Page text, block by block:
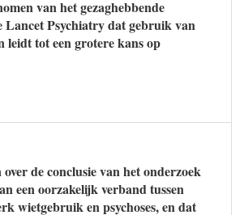
van het gezaghebbende
Lancet Psychiatry dat gebruik van
leidt tot een grotere kans op
de conclusie van het onderzoek
een oorzakelijk verband tussen
wietgebruik en psychoses, en dat